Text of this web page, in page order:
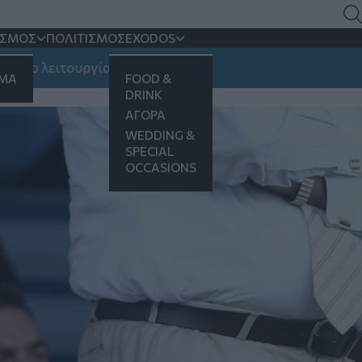
ΠΟΛΙΤΙΣΜΟΣEXODOS
FOOD &
DRINK
ΑΓΟΡΑ
WEDDING &
SPECIAL
OCCASIONS
αφήστε το
Τροΐζι